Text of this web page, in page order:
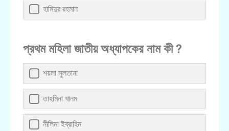
হামিদুর রহমান
প্রথম মহিলা জাতীয় অধ্যাপকের নাম কী ?
শয়লা সুলতানা
তাহমিনা খানম
নীলিমা ইব্রাহিম